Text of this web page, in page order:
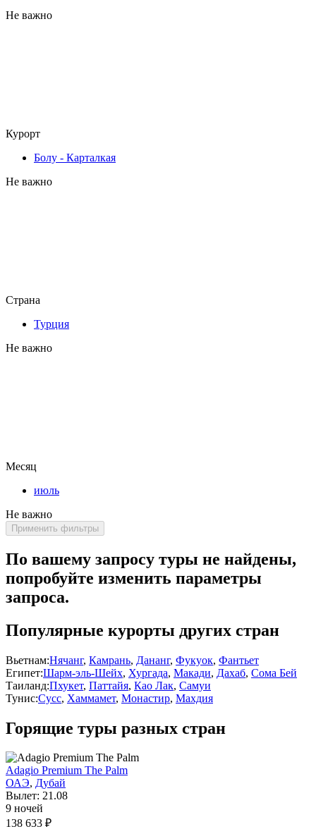
Не важно
Курорт
Болу - Карталкая
Не важно
Страна
Турция
Не важно
Месяц
июль
Не важно
Применить фильтры
По вашему запросу туры не найдены,
попробуйте изменить параметры
запроса.
Популярные курорты других стран
Вьетнам:Нячанг, Камрань, Дананг, Фукуок, Фантьет
Египет:Шарм-эль-Шейх, Хургада, Макади, Дахаб, Сома Бей
Таиланд:Пхукет, Паттайя, Као Лак, Самуи
Тунис:Сусс, Хаммамет, Монастир, Махдия
Горящие туры разных стран
Adagio Premium The Palm
ОАЭ, Дубай
Вылет: 21.08
9 ночей
138 633 ₽